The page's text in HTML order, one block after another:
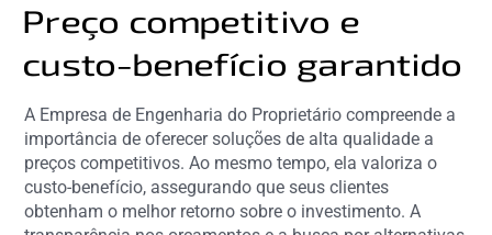
Preço competitivo e
custo-benefício garantido
A Empresa de Engenharia do Proprietário compreende a
importância de oferecer soluções de alta qualidade a
preços competitivos. Ao mesmo tempo, ela valoriza o
custo-benefício, assegurando que seus clientes
obtenham o melhor retorno sobre o investimento. A